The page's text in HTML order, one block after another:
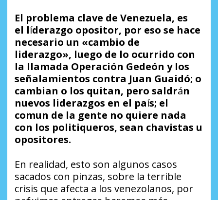
El problema clave de Venezuela, es
el líderazgo opositor, por eso se hace
necesario un «cambio de
liderazgo», luego de lo ocurrido con
la llamada Operación Gedeón y los
señalamientos contra Juan Guaidó; o
cambian o los quitan, pero saldrán
nuevos liderazgos en el país; el
comun de la gente no quiere nada
con los politiqueros, sean chavistas u
opositores.
En realidad, esto son algunos casos
sacados con pinzas, sobre la terrible
crisis que afecta a los venezolanos, por